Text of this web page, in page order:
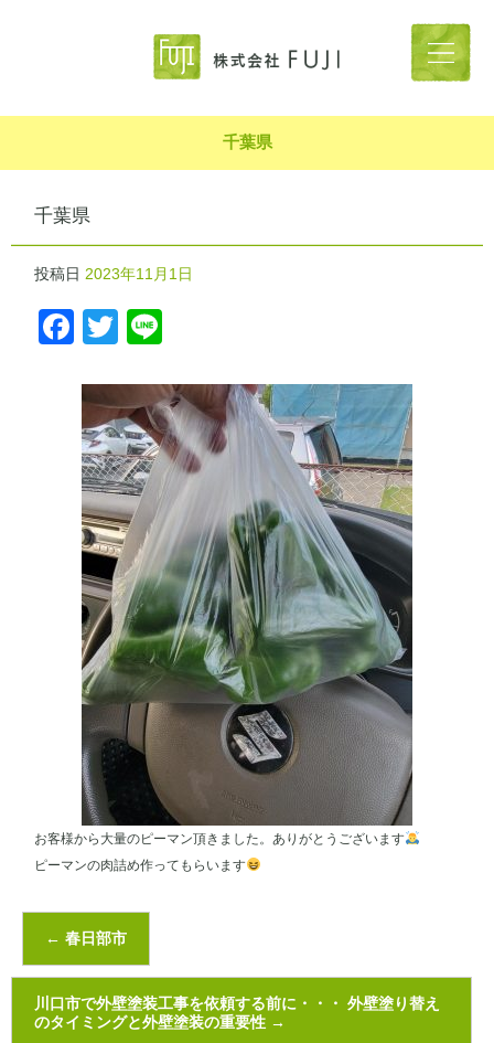
千葉県
千葉県
投稿日 2023年11月1日
Facebook
Twitter
お客様から大量のピーマン頂きました。ありがとうございます
ピーマンの肉詰め作ってもらいます
← 春日部市
川口市で外壁塗装工事を依頼する前に・・・ 外壁塗り替え
のタイミングと外壁塗装の重要性 →